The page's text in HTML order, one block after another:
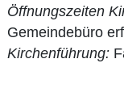
Öffnungszeiten
Gemeindebüro
Kirchenführung: